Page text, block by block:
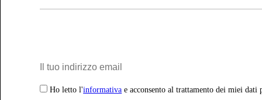
Ho letto l'informativa e acconsento al trattamento dei miei dati